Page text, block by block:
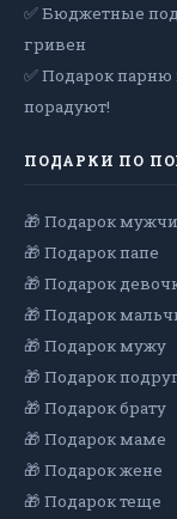
✅ Бюджетные
гривен
✅ Подарок парню
порадуют!
ПОДАРКИ ПО
🎁 Подарок
🎁 Подарок папе
🎁 Подарок
🎁 Подарок
🎁 Подарок мужу
🎁 Подарок
🎁 Подарок брату
🎁 Подарок маме
🎁 Подарок жене
🎁 Подарок теще